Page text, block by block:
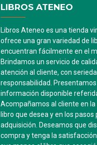
LIBROS ATENEO
Libros Ateneo es una tienda
ofrece una gran variedad de
encuentran fácilmente en el
Brindamos un servicio de
atención al cliente, con
responsabilidad.
información disponible
Acompañamos al cliente en la
libro que desea y en los pasos
adquisición. Deseamos que
compra y tenga la